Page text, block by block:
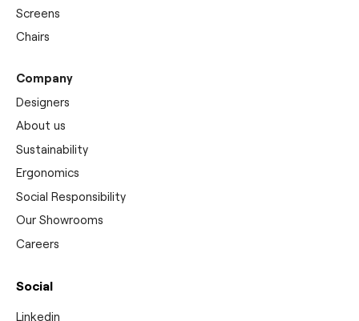
Screens
Chairs
Company
Designers
About us
Sustainability
Ergonomics
Social Responsibility
Our Showrooms
Careers
Social
Linkedin